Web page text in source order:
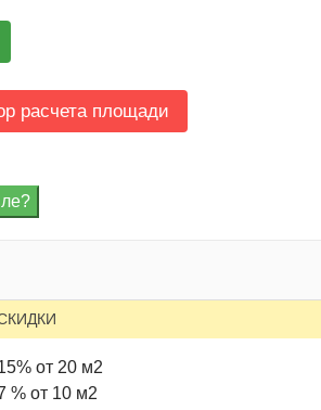
расчета площади
от 20 м2
% от 10 м2